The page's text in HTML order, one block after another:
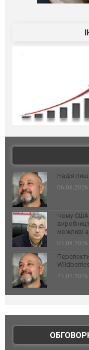
Надія
Чому США
можливі
Wildberries